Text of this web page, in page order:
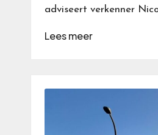
adviseert verkenner
Lees meer